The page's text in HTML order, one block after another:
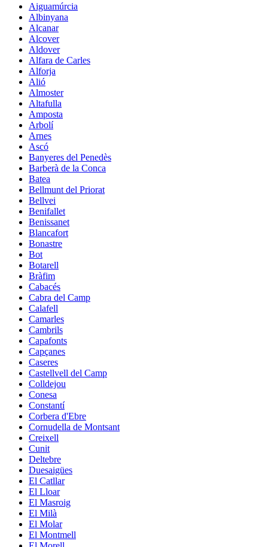
Aiguamúrcia
Albinyana
Alcanar
Alcover
Aldover
Alfara de Carles
Alforja
Alió
Almoster
Altafulla
Amposta
Arbolí
Arnes
Ascó
Banyeres del Penedès
Barberà de la Conca
Batea
Bellmunt del Priorat
Bellvei
Benifallet
Benissanet
Blancafort
Bonastre
Bot
Botarell
Bràfim
Cabacés
Cabra del Camp
Calafell
Camarles
Cambrils
Capafonts
Capçanes
Caseres
Castellvell del Camp
Colldejou
Conesa
Constantí
Corbera d'Ebre
Cornudella de Montsant
Creixell
Cunit
Deltebre
Duesaigües
El Catllar
El Lloar
El Masroig
El Milà
El Molar
El Montmell